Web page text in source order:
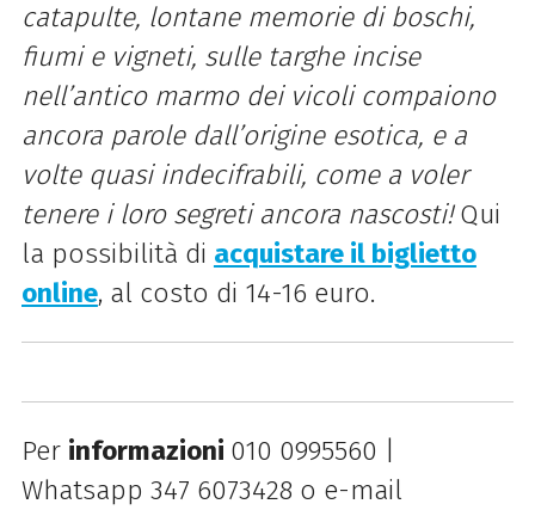
catapulte, lontane memorie di boschi,
fiumi e vigneti, sulle targhe incise
nell’antico marmo dei vicoli compaiono
ancora parole dall’origine esotica, e a
volte quasi indecifrabili, come a voler
tenere i loro segreti ancora nascosti!Qui
la possibilità di acquistare il biglietto
online, al costo di 14-16 euro.
Per informazioni 010 0995560 |
Whatsapp 347 6073428 o e-mail